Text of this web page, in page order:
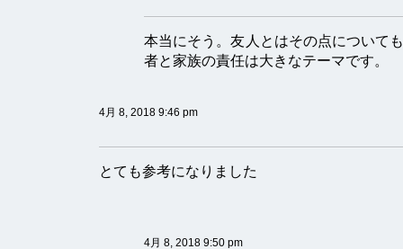
本当にそう。友人とはその点について
者と家族の責任は大きなテーマです。
4月 8, 2018 9:46 pm
とても参考になりました
4月 8, 2018 9:50 pm